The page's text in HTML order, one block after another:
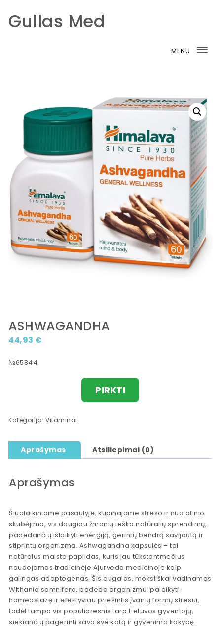
Skip to content
Gullas Med
MENU
ASHWAGANDHA
44,93 €
№65844
PIRKTI
Kategorija:Vitaminai
Aprašymas Atsiliepimai (0)
Aprašymas
Šiuolaikiniame pasaulyje, kupinajame streso ir nuolatinio
skubėjimo, vis daugiau žmonių ieško natūralių sprendimų,
padedančių išlaikyti energiją, gerintų bendrą savijautą ir
stiprintų organizmą. Ashwagandha kapsulės – tai
natūralus maisto papildas, kuris jau tūkstantmečius
naudojamas tradicinėje Ajurveda medicinoje kaip
galingas adaptogenas. Šis augalas, moksliškai vadinamas
Withania somnifera, padeda organizmui palaikyti
homeostazę ir efektyviau priešintis įvairių formų stresui,
todėl tampa vis populiaresnis tarp Lietuvos gyventojų,
siekiančių pagerinti savo sveikatą ir gyvenimo kokybę.